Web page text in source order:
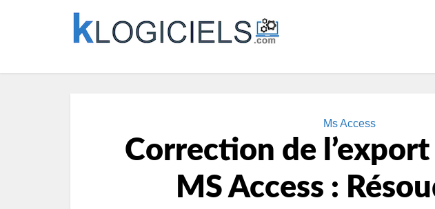
Ms Access
Correction de l’export
MS Access :